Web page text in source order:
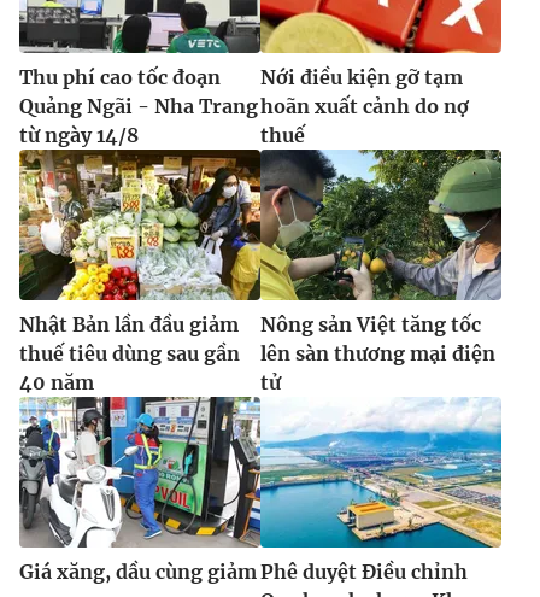
Thu phí cao tốc đoạn
Quảng Ngãi - Nha Trang
từ ngày 14/8
Nới điều kiện gỡ tạm
hoãn xuất cảnh do nợ
thuế
Nhật Bản lần đầu giảm
thuế tiêu dùng sau gần
40 năm
Nông sản Việt tăng tốc
lên sàn thương mại điện
tử
Giá xăng, dầu cùng giảm Phê duyệt Điều chỉnh